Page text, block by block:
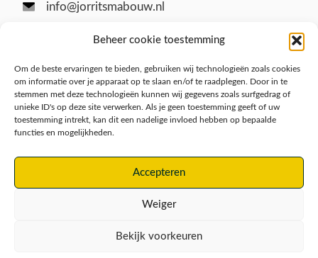
Beheer cookie toestemming
Om de beste ervaringen te bieden, gebruiken wij technologieën zoals cookies
om informatie over je apparaat op te slaan en/of te raadplegen. Door in te
stemmen met deze technologieën kunnen wij gegevens zoals surfgedrag of
unieke ID's op deze site verwerken. Als je geen toestemming geeft of uw
toestemming intrekt, kan dit een nadelige invloed hebben op bepaalde
functies en mogelijkheden.
Accepteren
Weiger
Bekijk voorkeuren
info@jorritsmabouw.nl
Privacy/Cookies